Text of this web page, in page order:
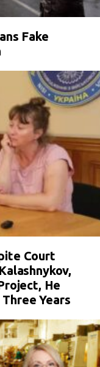
Fake
Court
He
Years